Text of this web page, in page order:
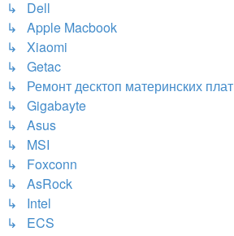
↳ Dell
↳ Apple Macbook
↳ Xiaomi
↳ Getac
↳ Ремонт десктоп материнских плат
↳ Gigabayte
↳ Asus
↳ MSI
↳ Foxconn
↳ AsRock
↳ Intel
↳ ECS